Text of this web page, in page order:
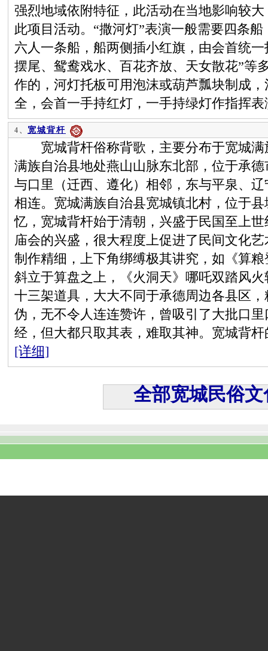
强烈地域依附特征，此活动在当地影响较
此项目活动。“撒河灯”表演一般需要四条
六人一条船，船两侧插小红旗，由会首统
摆尾、鸳鸯戏水、百花齐放、天女散花”等
作的，河灯托板可用泡沫或葫芦瓢块制成
全，会首一手持红灯，一手持绿灯作指挥
4、 宽城背杆
宽城背杆俗称背歌，主要分布于宽城满
满族自治县地处燕山山脉东北部，位于承
与口里（迁西、遵化）相邻，东与平泉、
相连。宽城满族自治县宽城镇北村，位于
忆，宽城背杆始于清朝，兴盛于民国至上
庙会的兴盛，很大程度上促进了民间文化
制作精细，上下角绑缚极其讲究，如《算
斜立于算盘之上，《火洞天》哪吒双踏风
十三架道具，大大不同于承德周边各县区
伪，无不令人连连赞许，曾吸引了大批口
经，但大都只取其表，难取其神。宽城背
[详细]
全部宽城民俗文